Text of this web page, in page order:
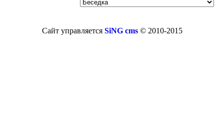
Сайт управляется SiNG cms© 2010-2015